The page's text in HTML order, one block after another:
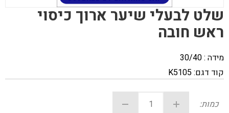
שלט לבעלי שיער ארוך כיסוי
ראש חובה
מידה : 30/40
קוד דגם:K5105
כמות: